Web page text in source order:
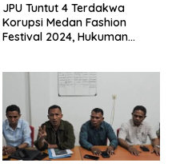
JPU Tuntut 4 Terdakwa
Korupsi Medan Fashion
Festival 2024, Hukuman